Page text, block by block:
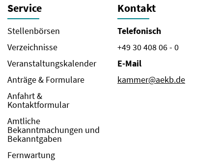
Service
Stellenbörsen
Verzeichnisse
Veranstaltungskalender
Anträge & Formulare
Anfahrt &
Kontaktformular
Amtliche
Bekanntmachungen und
Bekanntgaben
Fernwartung
Kontakt
Telefonisch
+49 30 408 06 - 0
E-Mail
kammer@aekb.de